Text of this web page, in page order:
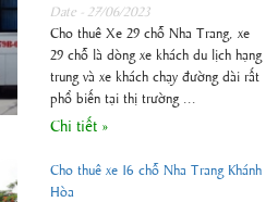
Date - 27/06/2023
Cho thuê Xe 29 chỗ Nha Trang, xe
29 chỗ là dòng xe khách du lịch hạng
trung và xe khách chạy đường dài rất
phổ biến tại thị trường ...
Chi tiết »
Cho thuê xe 16 chỗ Nha Trang Khánh
Hòa